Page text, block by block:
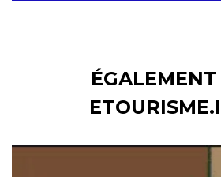
ÉGALEMENT